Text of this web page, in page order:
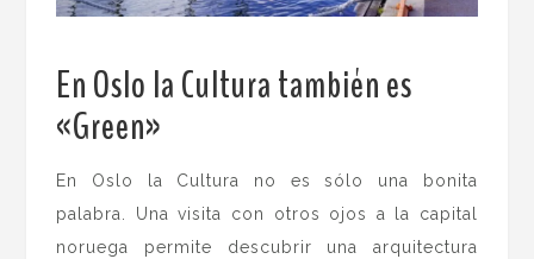
En Oslo la Cultura también es
«Green»
En Oslo la Cultura no es sólo una bonita
palabra. Una visita con otros ojos a la capital
noruega permite descubrir una arquitectura